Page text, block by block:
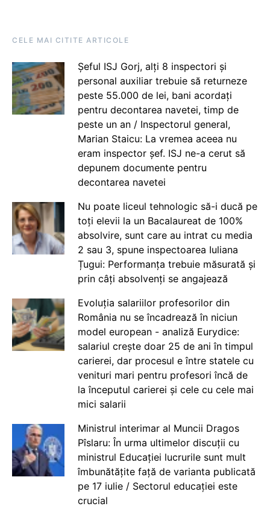
CELE MAI CITITE ARTICOLE
Șeful ISJ Gorj, alți 8 inspectori și
personal auxiliar trebuie să returneze
peste 55.000 de lei, bani acordați
pentru decontarea navetei, timp de
peste un an / Inspectorul general,
Marian Staicu: La vremea aceea nu
eram inspector șef. ISJ ne-a cerut să
depunem documente pentru
decontarea navetei
Nu poate liceul tehnologic să-i ducă pe
toți elevii la un Bacalaureat de 100%
absolvire, sunt care au intrat cu media
2 sau 3, spune inspectoarea Iuliana
Țugui: Performanța trebuie măsurată și
prin câți absolvenți se angajează
Evoluția salariilor profesorilor din
România nu se încadrează în niciun
model european - analiză Eurydice:
salariul crește doar 25 de ani în timpul
carierei, dar procesul e între statele cu
venituri mari pentru profesori încă de
la începutul carierei și cele cu cele mai
mici salarii
Ministrul interimar al Muncii Dragos
Pîslaru: În urma ultimelor discuții cu
ministrul Educației lucrurile sunt mult
îmbunătățite față de varianta publicată
pe 17 iulie / Sectorul educației este
crucial